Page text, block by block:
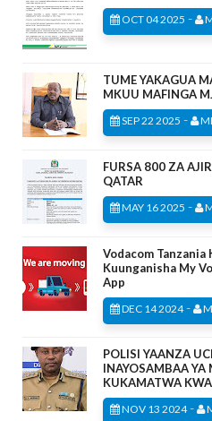
OCT 04 2025 -
TUME YAKAGUA
MKUU MAFINGA
SEP 22 2025 -
FURSA 800 ZA
QATAR
MAY 16 2025 -
Vodacom Tanzania
Kuunganisha My
App
DEC 14 2024-
POLISI YAANZA
INAYOSAMBAA YA
KUKAMATWA
NOV 13 2024-